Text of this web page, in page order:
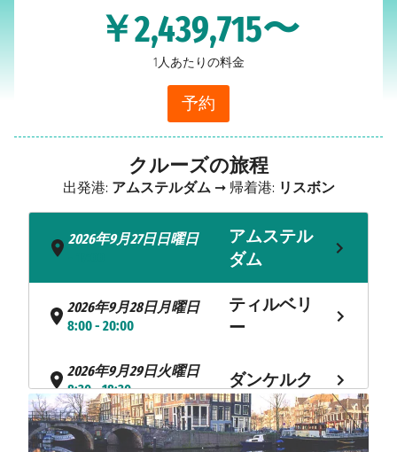
￥2,439,715〜
1人あたりの料金
予約
クルーズの旅程
出発港: アムステルダム➞ 帰着港: リスボン
2026年9月27日日曜日
アムステル
ダム
2026年9月28日月曜日
8:00 - 20:00
ティルベリ
ー
2026年9月29日火曜日
8:30 - 18:30
ダンケルク
2026年9月30日水曜日
12:45 - 見つかりません
パリ